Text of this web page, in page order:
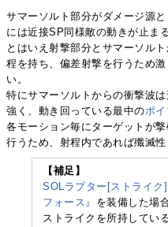
サマーソルト部分がダメージ源
には近接SP同様敵の動きが止ま
とはいえ射撃部分とサマーソル
程を持ち、偏差射撃を行うため
い。
特にサマーソルトからの衝撃波
強く、動き回っている最中のポ
各モーション毎にターゲットが
行うため、射程内であれば殲滅性
【補足】
SOLラプター[ストライク]
フォース』 を装備した場合
ストライクを所持してい